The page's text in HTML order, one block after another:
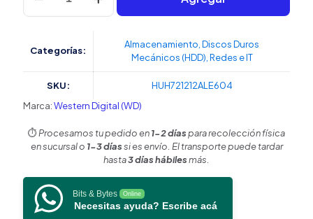
$21,739.84.$14,620.32.
Enterprise
/
Ultrastar
Data
Center
Categorías:
Almacenamiento Discos Duros
Mecánicos (HDD) Redes e IT
SKU:
HUH721212ALE604
Marca:Western Digital (WD)
⏱️Procesamos tu pedido en1-2 díaspara recolección física
en sucursal o 1-3 díassi es envío. El transporte puede tardar
hasta3 días hábilesmás.
Bits & Bytes Online
Necesitas ayuda? Escribe acá